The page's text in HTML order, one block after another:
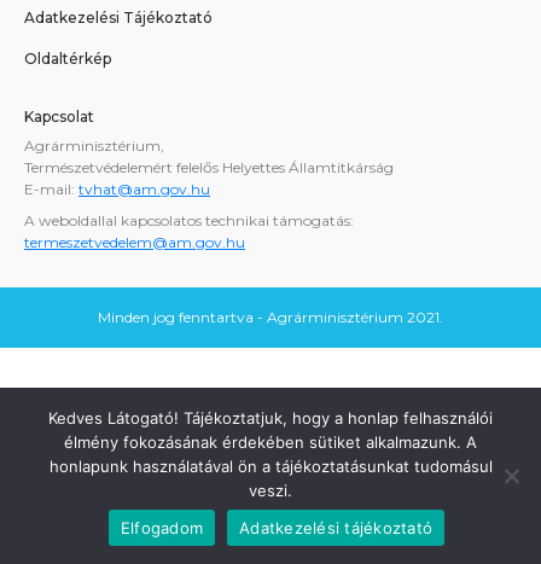
Adatkezelési Tájékoztató
Oldaltérkép
Kapcsolat
Agrárminisztérium,
Természetvédelemért felelős Helyettes Államtitkárság
E-mail: tvhat@am.gov.hu
A weboldallal kapcsolatos technikai támogatás:
termeszetvedelem@am.gov.hu
Minden jog fenntartva - Agrárminisztérium 2021.
Kedves Látogató! Tájékoztatjuk, hogy a honlap felhasználói
élmény fokozásának érdekében sütiket alkalmazunk. A
honlapunk használatával ön a tájékoztatásunkat tudomásul
veszi.
Elfogadom
Adatkezelési tájékoztató